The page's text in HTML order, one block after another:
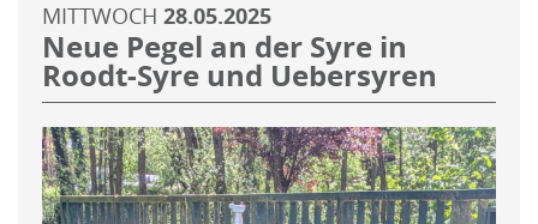
MITTWOCH 28.05.2025
Neue Pegel an der Syre in
Roodt-Syre und Uebersyren